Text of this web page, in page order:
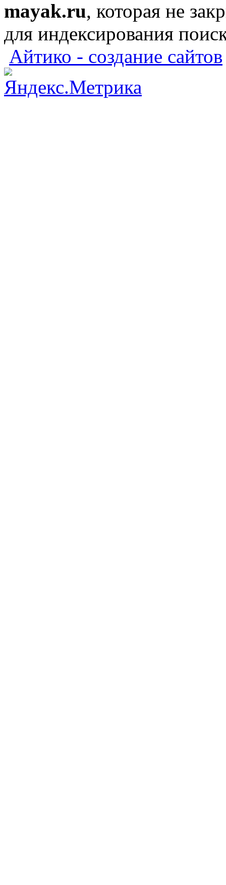
mayak.ru, которая не
для индексирования
Айтико - создание сайтов